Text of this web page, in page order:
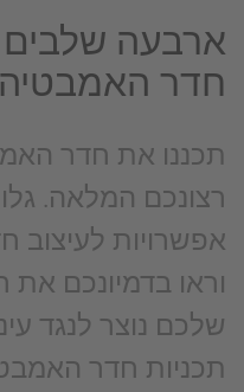
ארבעה שלבים
חדר
תכננו את חדר
רצונכם המלאה.
אפשרויות
וראו בדמיונכם
שלכם נוצר לנגד
תכניות חדר